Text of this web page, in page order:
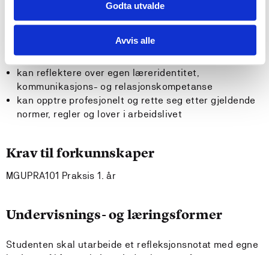
Godta utvalde
Avvis alle
kan med grunnlag i teori og forskning kritisk vurdere
egen og andres undervisningspraksis
muligheter og utfordringer i en skole preget av
mangfold
kan reflektere over egen læreridentitet,
kommunikasjons- og relasjonskompetanse
kan opptre profesjonelt og rette seg etter gjeldende
normer, regler og lover i arbeidslivet
Krav til forkunnskaper
MGUPRA101 Praksis 1. år
Undervisnings- og læringsformer
Studenten skal utarbeide et refleksjonsnotat med egne